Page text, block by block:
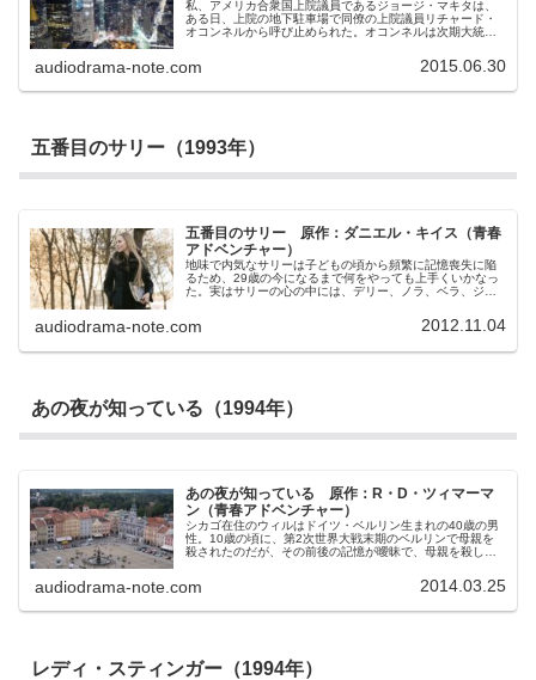
私、アメリカ合衆国上院議員であるジョージ・マキタは、
ある日、上院の地下駐車場で同僚の上院議員リチャード・
オコンネルから呼び止められた。オコンネルは次期大統領
ランニングパートナーになって欲しい。はっきり言おう。
私が大統領で君が副大統領だ。私と一緒にナショナルチケ
に副大統領候補になって欲しいというのか。初めて上院議
おかしくない人間なのだ。そう、合衆国の歴史には副大統
領から大統領になった人間も大勢いるのだから…
audiodrama-note.com 2015.06.30
五番目のサリー（1993年）
五番目のサリー 原作：ダニエル・キイス（青春
アドベンチャー）
地味で内気なサリーは子どもの頃から頻繁に記憶喪失に陥
るため、29歳の今になるまで何をやっても上手くいかなっ
た。実はサリーの心の中には、デリー、ノラ、ベラ、ジン
況に陥るたびに、彼らがサリーに代わって事態に対処して
きた。サリーの記憶喪失はその結果だったのだ。ある日、
のノラによるもの）をしたサリーは、ついに精神科医アッ
audiodrama-note.com 2012.11.04
あの夜が知っている（1994年）
あの夜が知っている 原作：R・D・ツィマーマ
ン（青春アドベンチャー）
シカゴ在住のウィルはドイツ・ベルリン生まれの40歳の男
性。10歳の頃に、第2次世界大戦末期のベルリンで母親を
殺されたのだが、その前後の記憶が曖昧で、母親を殺した
ィルは催眠療法で過去の記憶を呼び覚ますことを決意し、
精神科医アリシアのもとを訪れる。しかし、治療を始めた
狙われ始めたようなのだ。母親が殺された、30年前のあの
audiodrama-note.com 2014.03.25
レディ・スティンガー（1994年）